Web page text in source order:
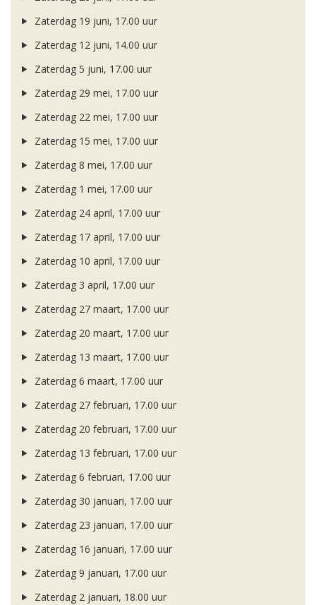
Zaterdag 19 juni, 17.00 uur
Zaterdag 12 juni, 14.00 uur
Zaterdag 5 juni, 17.00 uur
Zaterdag 29 mei, 17.00 uur
Zaterdag 22 mei, 17.00 uur
Zaterdag 15 mei, 17.00 uur
Zaterdag 8 mei, 17.00 uur
Zaterdag 1 mei, 17.00 uur
Zaterdag 24 april, 17.00 uur
Zaterdag 17 april, 17.00 uur
Zaterdag 10 april, 17.00 uur
Zaterdag 3 april, 17.00 uur
Zaterdag 27 maart, 17.00 uur
Zaterdag 20 maart, 17.00 uur
Zaterdag 13 maart, 17.00 uur
Zaterdag 6 maart, 17.00 uur
Zaterdag 27 februari, 17.00 uur
Zaterdag 20 februari, 17.00 uur
Zaterdag 13 februari, 17.00 uur
Zaterdag 6 februari, 17.00 uur
Zaterdag 30 januari, 17.00 uur
Zaterdag 23 januari, 17.00 uur
Zaterdag 16 januari, 17.00 uur
Zaterdag 9 januari, 17.00 uur
Zaterdag 2 januari, 18.00 uur